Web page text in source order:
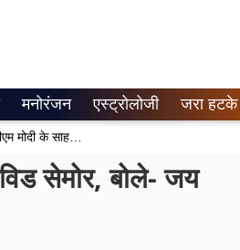
मनोरंजन एस्ट्रोलोजी जरा हटके
सेमोर, बोले- जय